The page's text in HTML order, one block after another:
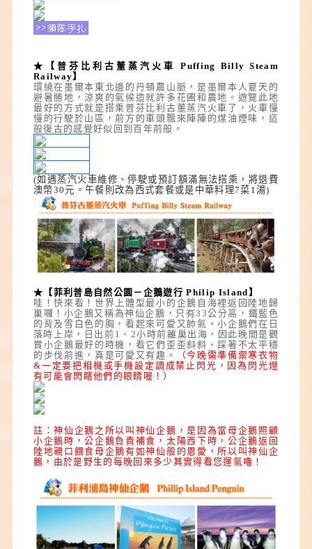
★【普芬比利古董蒸汽火車 Puffing Billy Steam
Railway】
環繞在墨爾本東北邊的丹頓農山脈，是墨爾本人夏天的
避暑勝地，涼爽的氣候造就許多花圃和農地。遊覽此地
最好的方式就是搭乘普芬比利古董蒸汽火車了，火車慢
慢的行駛於山區，前方的車頭飄來陣陣的煤油煙味，這
般復古的感覺好似回到百年前般。
(如遇蒸汽火車維修、停駛或預訂額滿無法搭乘，將退費
澳幣30元。午餐則改為西式套餐或是中華料理7菜1湯)
★【菲利普島自然公園－企鵝遊行 Philip Island】
哇！快來看！世界上體型最小的企鵝自海裡返回陸地歸
巢囉！小企鵝又稱為神仙企鵝，只有33公分高，鐵藍色
的背及雪白色的胸，看起來可愛又帥氣。小企鵝們在日
落時上岸，日出前1、2小時前離巢出海，因此晚間是觀
賞小企鵝最好的時機，看它們歪歪斜斜、踩著不太平穩
的步伐前進，真是可愛又有趣。
（今晚需準備禦寒衣物
&一 定要把相機或手機設定調成禁止閃光 ，因為閃光燈
有可能會閃瞎他們的眼睛喔！ ）
註：神仙企鵝之所以叫神仙企鵝，是因為當母企鵝照顧
小企鵝時，公企鵝負責補食，太陽西下時，公企鵝返回
陸地親口餵食母企鵝有如神仙般的恩愛，所以叫神仙企
鵝，由於是野生的每晚回來多少其實得看您運氣嚕！